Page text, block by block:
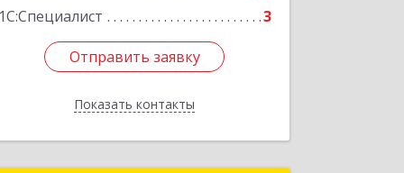
1С:Специалист
3
Отправить заявку
Показать контакты
Отправить заявку
Назад